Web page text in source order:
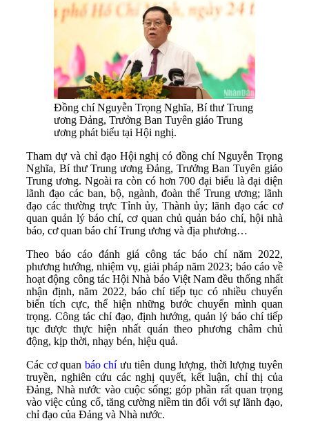
Đồng chí Nguyễn Trọng Nghĩa, Bí thư Trung
ương Đảng, Trưởng Ban Tuyên giáo Trung
ương phát biểu tại Hội nghị.
Tham dự và chỉ đạo Hội nghị có đồng chí Nguyễn Trọng
Nghĩa, Bí thư Trung ương Đảng, Trưởng Ban Tuyên giáo
Trung ương. Ngoài ra còn có hơn 700 đại biểu là đại diện
lãnh đạo các ban, bộ, ngành, đoàn thể Trung ương; lãnh
đạo các thường trực Tỉnh ủy, Thành ủy; lãnh đạo các cơ
quan quản lý báo chí, cơ quan chủ quản báo chí, hội nhà
báo, cơ quan báo chí Trung ương và địa phương…
Theo báo cáo đánh giá công tác báo chí năm 2022,
phương hướng, nhiệm vụ, giải pháp năm 2023; báo cáo về
hoạt động công tác Hội Nhà báo Việt Nam đều thống nhất
nhận định, năm 2022, báo chí tiếp tục có nhiều chuyển
biến tích cực, thể hiện những bước chuyển mình quan
trọng. Công tác chỉ đạo, định hướng, quản lý báo chí tiếp
tục được thực hiện nhất quán theo phương châm chủ
động, kịp thời, nhạy bén, hiệu quả.
Các cơ quan báo chíưu tiên dung lượng, thời lượng tuyên
truyền, nghiên cứu các nghị quyết, kết luận, chỉ thị của
Đảng, Nhà nước vào cuộc sống; góp phần rất quan trọng
vào việc củng cố, tăng cường niềm tin đối với sự lãnh đạo,
chỉ đạo của Đảng và Nhà nước.